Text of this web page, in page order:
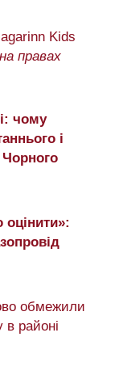
Kids
правах
чому
і
Чорного
обмежили
в районі